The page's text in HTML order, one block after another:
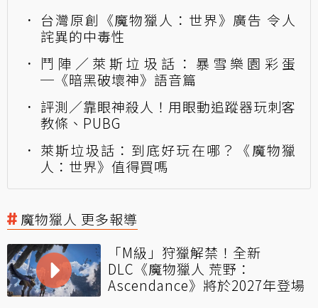
台灣原創《魔物獵人：世界》廣告 令人
詫異的中毒性
鬥陣／萊斯垃圾話：暴雪樂園彩蛋
─《暗黑破壞神》語音篇
評測／靠眼神殺人！用眼動追蹤器玩刺客
教條、PUBG
萊斯垃圾話：到底好玩在哪？《魔物獵
人：世界》值得買嗎
魔物獵人 更多報導
「M級」狩獵解禁！全新
DLC《魔物獵人 荒野：
Ascendance》將於2027年登場